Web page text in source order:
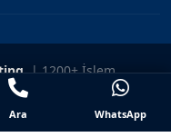
| 1200+ İşlem
Ara WhatsApp